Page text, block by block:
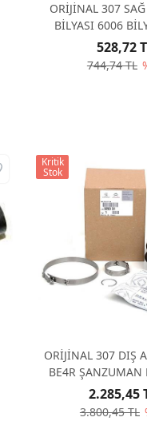
ORİJİNAL 307
BİLYASI
744,74 TL
528,72
ORİJİNAL 307 DIŞ
BE4R ŞANZUMAN
EW10J4-DW10
3.800,45 TL
2.285,45
Kritik
Stok